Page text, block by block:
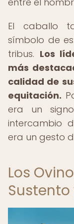
El caballo
símbolo de
tribus. Los
más
calidad de
equitación.
era un
intercambio
era un gesto
Los